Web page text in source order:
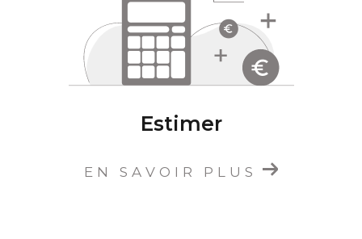
location de biens immobiliers
à Oullins,
Saint-Genis-Lavl et dans le rhône.
L'équipe d'Étude Immobilière CARLA est à
votre écoute et reste disponible via ses
pour discuter de votreprojet immobilier à
ambitions.
Estimer
EN SAVOIR PLUS